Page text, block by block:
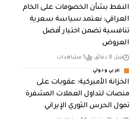
النفط بشأن الخصومات على الخام
العراقي: نعتمد سياسة سعرية
تنافسية تضمن اختيار أفضل
العروض
قبل 8 دقائق 5 مشاهدات
عربي ودولي
الخزانة الأميركية: عقوبات على
منصات لتداول العملات المشفرة
تمول الحرس الثوري الإيراني